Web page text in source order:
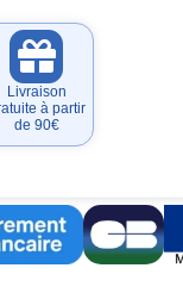
Livraison
à partir
de 90€